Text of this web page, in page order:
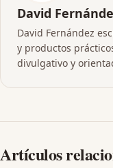
David
David Fernández
y productos
divulgativo y
Artículos